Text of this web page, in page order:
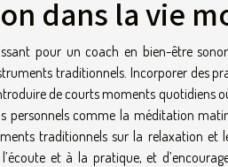
dans la vie
pour un coach en bien-être
traditionnels. Incorporer des
de courts moments quotidiens
personnels comme la méditation
traditionnels sur la relaxation et
et à la pratique, et